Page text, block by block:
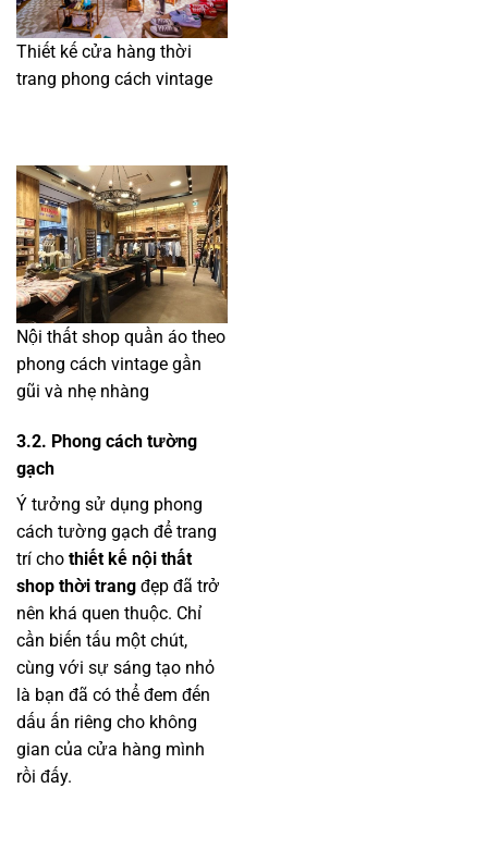
Thiết kế cửa hàng thời
trang phong cách vintage
Nội thất shop quần áo theo
phong cách vintage gần
gũi và nhẹ nhàng
3.2. Phong cách tường
gạch
Ý tưởng sử dụng phong
cách tường gạch để trang
trí cho thiết kế nội thất
shop thời trang đẹp đã trở
nên khá quen thuộc. Chỉ
cần biến tấu một chút,
cùng với sự sáng tạo nhỏ
là bạn đã có thể đem đến
dấu ấn riêng cho không
gian của cửa hàng mình
rồi đấy.